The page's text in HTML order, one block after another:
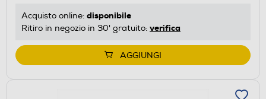
Acquisto online: disponibile
Ritiro in negozio in 30' gratuito: verifica
AGGIUNGI